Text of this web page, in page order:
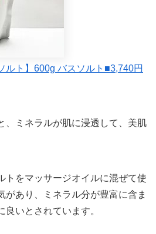
ルト】600g バスソルト■3,740円
、ミネラルが肌に浸透して、美肌
トをマッサージオイルに混ぜて使
があり、ミネラル分が豊富に含ま
いとされています。